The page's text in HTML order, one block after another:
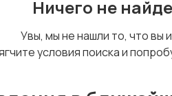
Ничего не
Увы, мы не нашли то, что вы
условия поиска и